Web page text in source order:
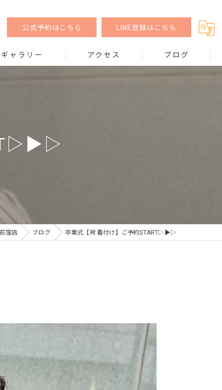
公式予約はこちら LINE登録はこちら
ギャラリー アクセス ブログ
窪店 ブログ 卒業式【袴 着付け】ご予約START▷▶︎▷